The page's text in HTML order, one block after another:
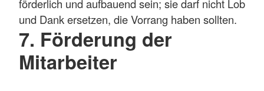
förderlich und aufbauend sein; sie darf nicht Lob
und Dank ersetzen, die Vorrang haben sollten.
7. Förderung der
Mitarbeiter